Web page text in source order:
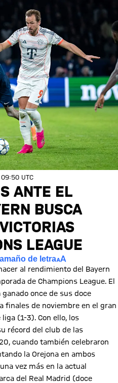
UTC
ANTE EL
BUSCA
LEAGUE
de letra
al rendimiento del Bayern
de Champions League. El
ganado once de sus doce
finales de noviembre en el gran
(1-3). Con ello, los
récord del club de las
cuando también celebraron
la Orejona en ambos
vez más en la actual
del Real Madrid (doce